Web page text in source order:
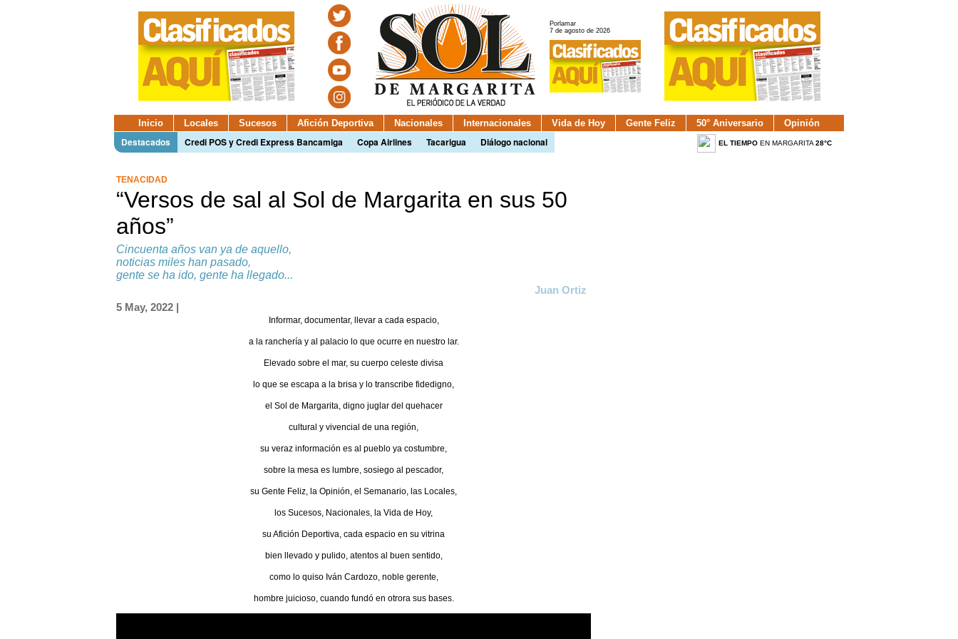
Porlamar
7 de agosto de 2026
Inicio Locales Sucesos Afición Deportiva Nacionales Internacionales Vida de Hoy Gente Feliz 50° Aniversario Opinión
Destacados Credi POS y Credi Express Bancamiga Copa Airlines Tacarigua Diálogo nacional EL TIEMPOEN MARGARITA 28°C
TENACIDAD
“Versos de sal al Sol de Margarita en sus 50
años”
Cincuenta años van ya de aquello,
noticias miles han pasado,
gente se ha ido, gente ha llegado...
Juan Ortiz
5 May, 2022 |
Informar, documentar, llevar a cada espacio,
a la ranchería y al palacio lo que ocurre en nuestro lar.
Elevado sobre el mar, su cuerpo celeste divisa
lo que se escapa a la brisa y lo transcribe fidedigno,
el Sol de Margarita, digno juglar del quehacer
cultural y vivencial de una región,
su veraz información es al pueblo ya costumbre,
sobre la mesa es lumbre, sosiego al pescador,
su Gente Feliz, la Opinión, el Semanario, las Locales,
los Sucesos, Nacionales, la Vida de Hoy,
su Afición Deportiva, cada espacio en su vitrina
bien llevado y pulido, atentos al buen sentido,
como lo quiso Iván Cardozo, noble gerente,
hombre juicioso, cuando fundó en otrora sus bases.